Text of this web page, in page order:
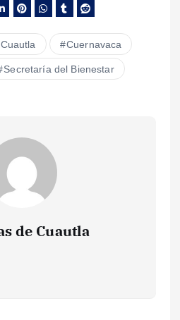
Cuautla Cuernavaca
Secretaría del Bienestar
de Cuautla